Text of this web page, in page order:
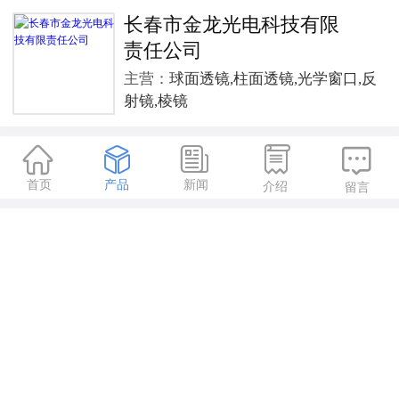
长春市金龙光电科技有限
责任公司
主营： 球面透镜,柱面透镜,光学窗口,反
射镜,棱镜

首页

产品

新闻

介绍

留言